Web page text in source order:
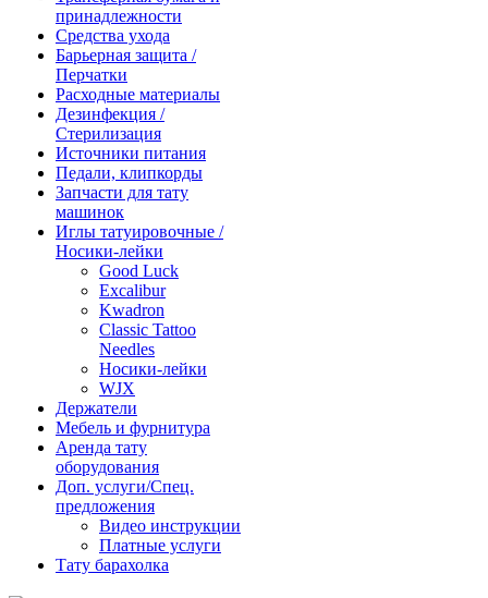
принадлежности
Средства ухода
Барьерная защита /
Перчатки
Расходные материалы
Дезинфекция /
Стерилизация
Источники питания
Педали, клипкорды
Запчасти для тату
машинок
Иглы татуировочные /
Носики-лейки
Good Luck
Excalibur
Kwadron
Classic Tattoo
Needles
Носики-лейки
WJX
Держатели
Мебель и фурнитура
Аренда тату
оборудования
Доп. услуги/Спец.
предложения
Видео инструкции
Платные услуги
Тату барахолка